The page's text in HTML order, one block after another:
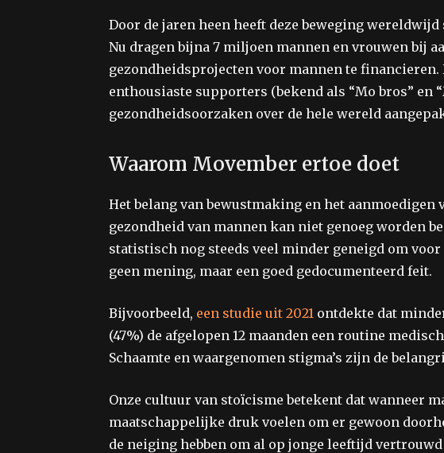
Door de jaren heen heeft deze beweging
Nu dragen bijna 7 miljoen mannen en vrouwen bij
gezondheidsprojecten voor mannen te
enthousiaste supporters (bekend als “Mo bros” en
gezondheidsoorzaken over de hele wereld
Waarom Movember ertoe doet
Het belang van bewustmaking en het aanmoedigen
gezondheid van mannen kan niet genoeg worden
statistisch nog steeds veel minder geneigd om
geen mening, maar een goed gedocumenteerd feit.
Bijvoorbeeld, een studie uit 2021 ontdekte dat
(47%) de afgelopen 12 maanden een routine
Schaamte en waargenomen stigma’s zijn de
Onze cultuur van stoïcisme betekent dat wanneer
maatschappelijke druk voelen om er gewoon
de neiging hebben om al op jonge leeftijd